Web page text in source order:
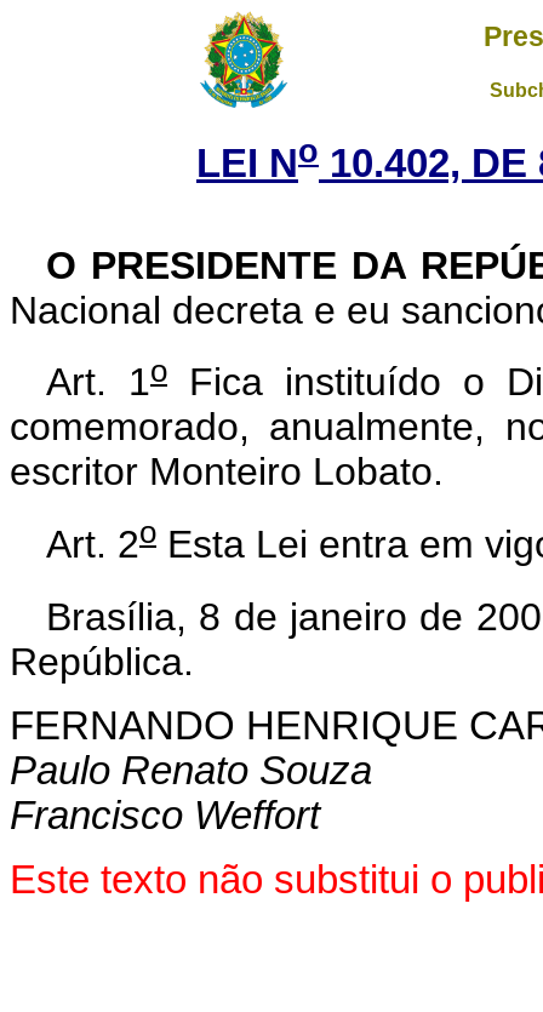
LEI No 10.402,
O PRESIDENTE DA
Nacional decreta e eu
Art. 1o Fica instituído o
comemorado, anualmente,
escritor Monteiro Lobato.
Art. 2o Esta Lei entra em
Brasília, 8 de janeiro de
República.
FERNANDO HENRIQUE
Paulo Renato Souza
Francisco Weffort
Este texto não substitui o